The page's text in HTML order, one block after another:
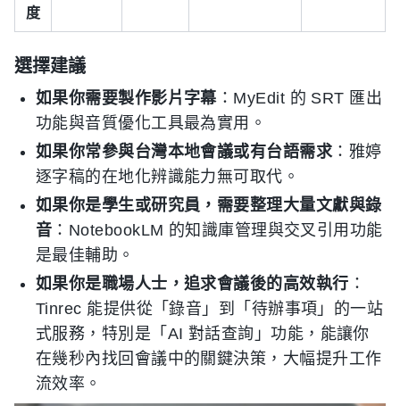
度
選擇建議
如果你需要製作影片字幕：MyEdit 的 SRT 匯出
功能與音質優化工具最為實用。
如果你常參與台灣本地會議或有台語需求：雅婷
逐字稿的在地化辨識能力無可取代。
如果你是學生或研究員，需要整理大量文獻與錄
音 ：NotebookLM 的知識庫管理與交叉引用功能
是最佳輔助。
如果你是職場人士，追求會議後的高效執行 ：
Tinrec 能提供從「錄音」到「待辦事項」的一站
式服務，特別是「AI 對話查詢」功能，能讓你
在幾秒內找回會議中的關鍵決策，大幅提升工作
流效率。